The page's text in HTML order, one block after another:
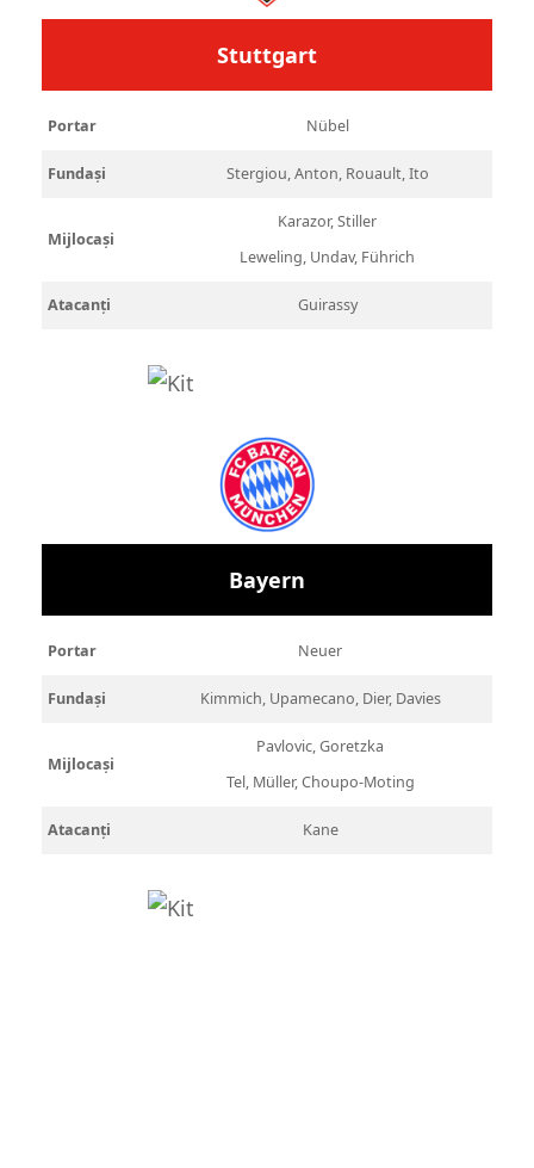
Stuttgart
Portar Nübel
Fundași Stergiou, Anton, Rouault, Ito
Mijlocași
Karazor, Stiller
Leweling, Undav, Führich
Atacanți Guirassy
Bayern
Portar Neuer
Fundași Kimmich, Upamecano, Dier, Davies
Mijlocași
Pavlovic, Goretzka
Tel, Müller, Choupo-Moting
Atacanți Kane